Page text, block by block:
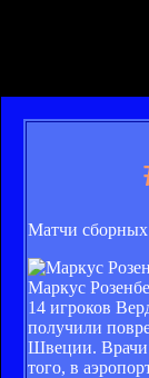
Матчи сборных
Маркус
14 игроков
получили
Швеции. Врачи
того, в